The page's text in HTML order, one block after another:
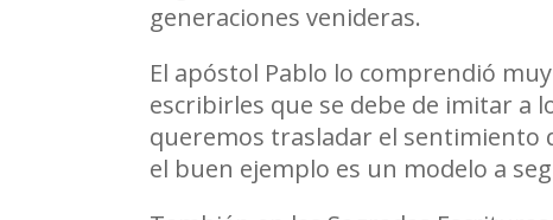
generaciones venideras.
El apóstol Pablo lo comprendió
escribirles que se debe de imitar a
queremos trasladar el sentimiento
el buen ejemplo es un modelo a